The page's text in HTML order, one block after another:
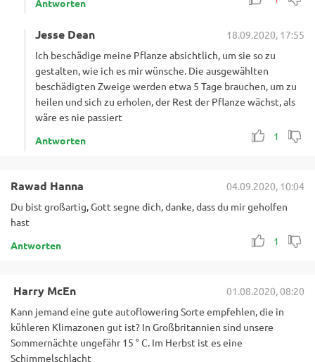
Antworten
Jesse Dean
18.09.2020, 17:55
Ich beschädige meine Pflanze absichtlich, um sie so zu
gestalten, wie ich es mir wünsche. Die ausgewählten
beschädigten Zweige werden etwa 5 Tage brauchen, um zu
heilen und sich zu erholen, der Rest der Pflanze wächst, als
wäre es nie passiert
1
Antworten
Rawad Hanna
04.09.2020, 10:04
Du bist großartig, Gott segne dich, danke, dass du mir geholfen
hast
1
Antworten
Harry McEn
01.08.2020, 08:20
Kann jemand eine gute autoflowering Sorte empfehlen, die in
kühleren Klimazonen gut ist? In Großbritannien sind unsere
Sommernächte ungefähr 15 ° C. Im Herbst ist es eine
Schimmelschlacht